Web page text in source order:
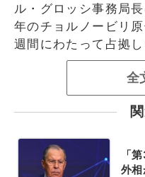
ル・グロッシ事務局
年のチョルノービリ
週間にわたって占拠
全
「
外